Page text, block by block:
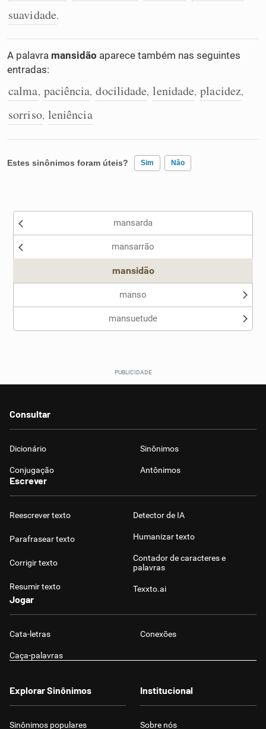
suavidade.
A palavra mansidão aparece também nas seguintes
entradas:
calma, paciência, docilidade, lenidade, placidez,
sorriso, leniência
Estes sinônimos foram úteis? Sim Não
Nenhum dos sinônimos apresentados me ajudou
mansarda
mansarrão
mansidão
manso
mansuetude
Consultar
Dicionário Sinônimos
Conjugação Antônimos
Escrever
Reescrever texto
Parafrasear texto
Corrigir texto
Resumir texto
Detector de IA
Humanizar texto
Contador de caracteres e
palavras
Texxto.ai
Jogar
Cata-letras Conexões
Caça-palavras
Explorar Sinônimos
Sinônimos populares
Institucional
Sobre nós